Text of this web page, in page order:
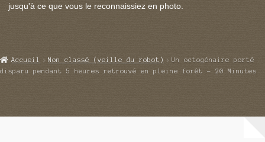
Actualités
menu
enfant
Echanges et contacts
Ouvrir
le
jusqu'à ce que vous le reconnaissiez en photo.
Accueil Non classé (veille du robot)
Un octogénaire porté
disparu pendant 5 heures retrouvé en pleine forêt – 20 Minutes